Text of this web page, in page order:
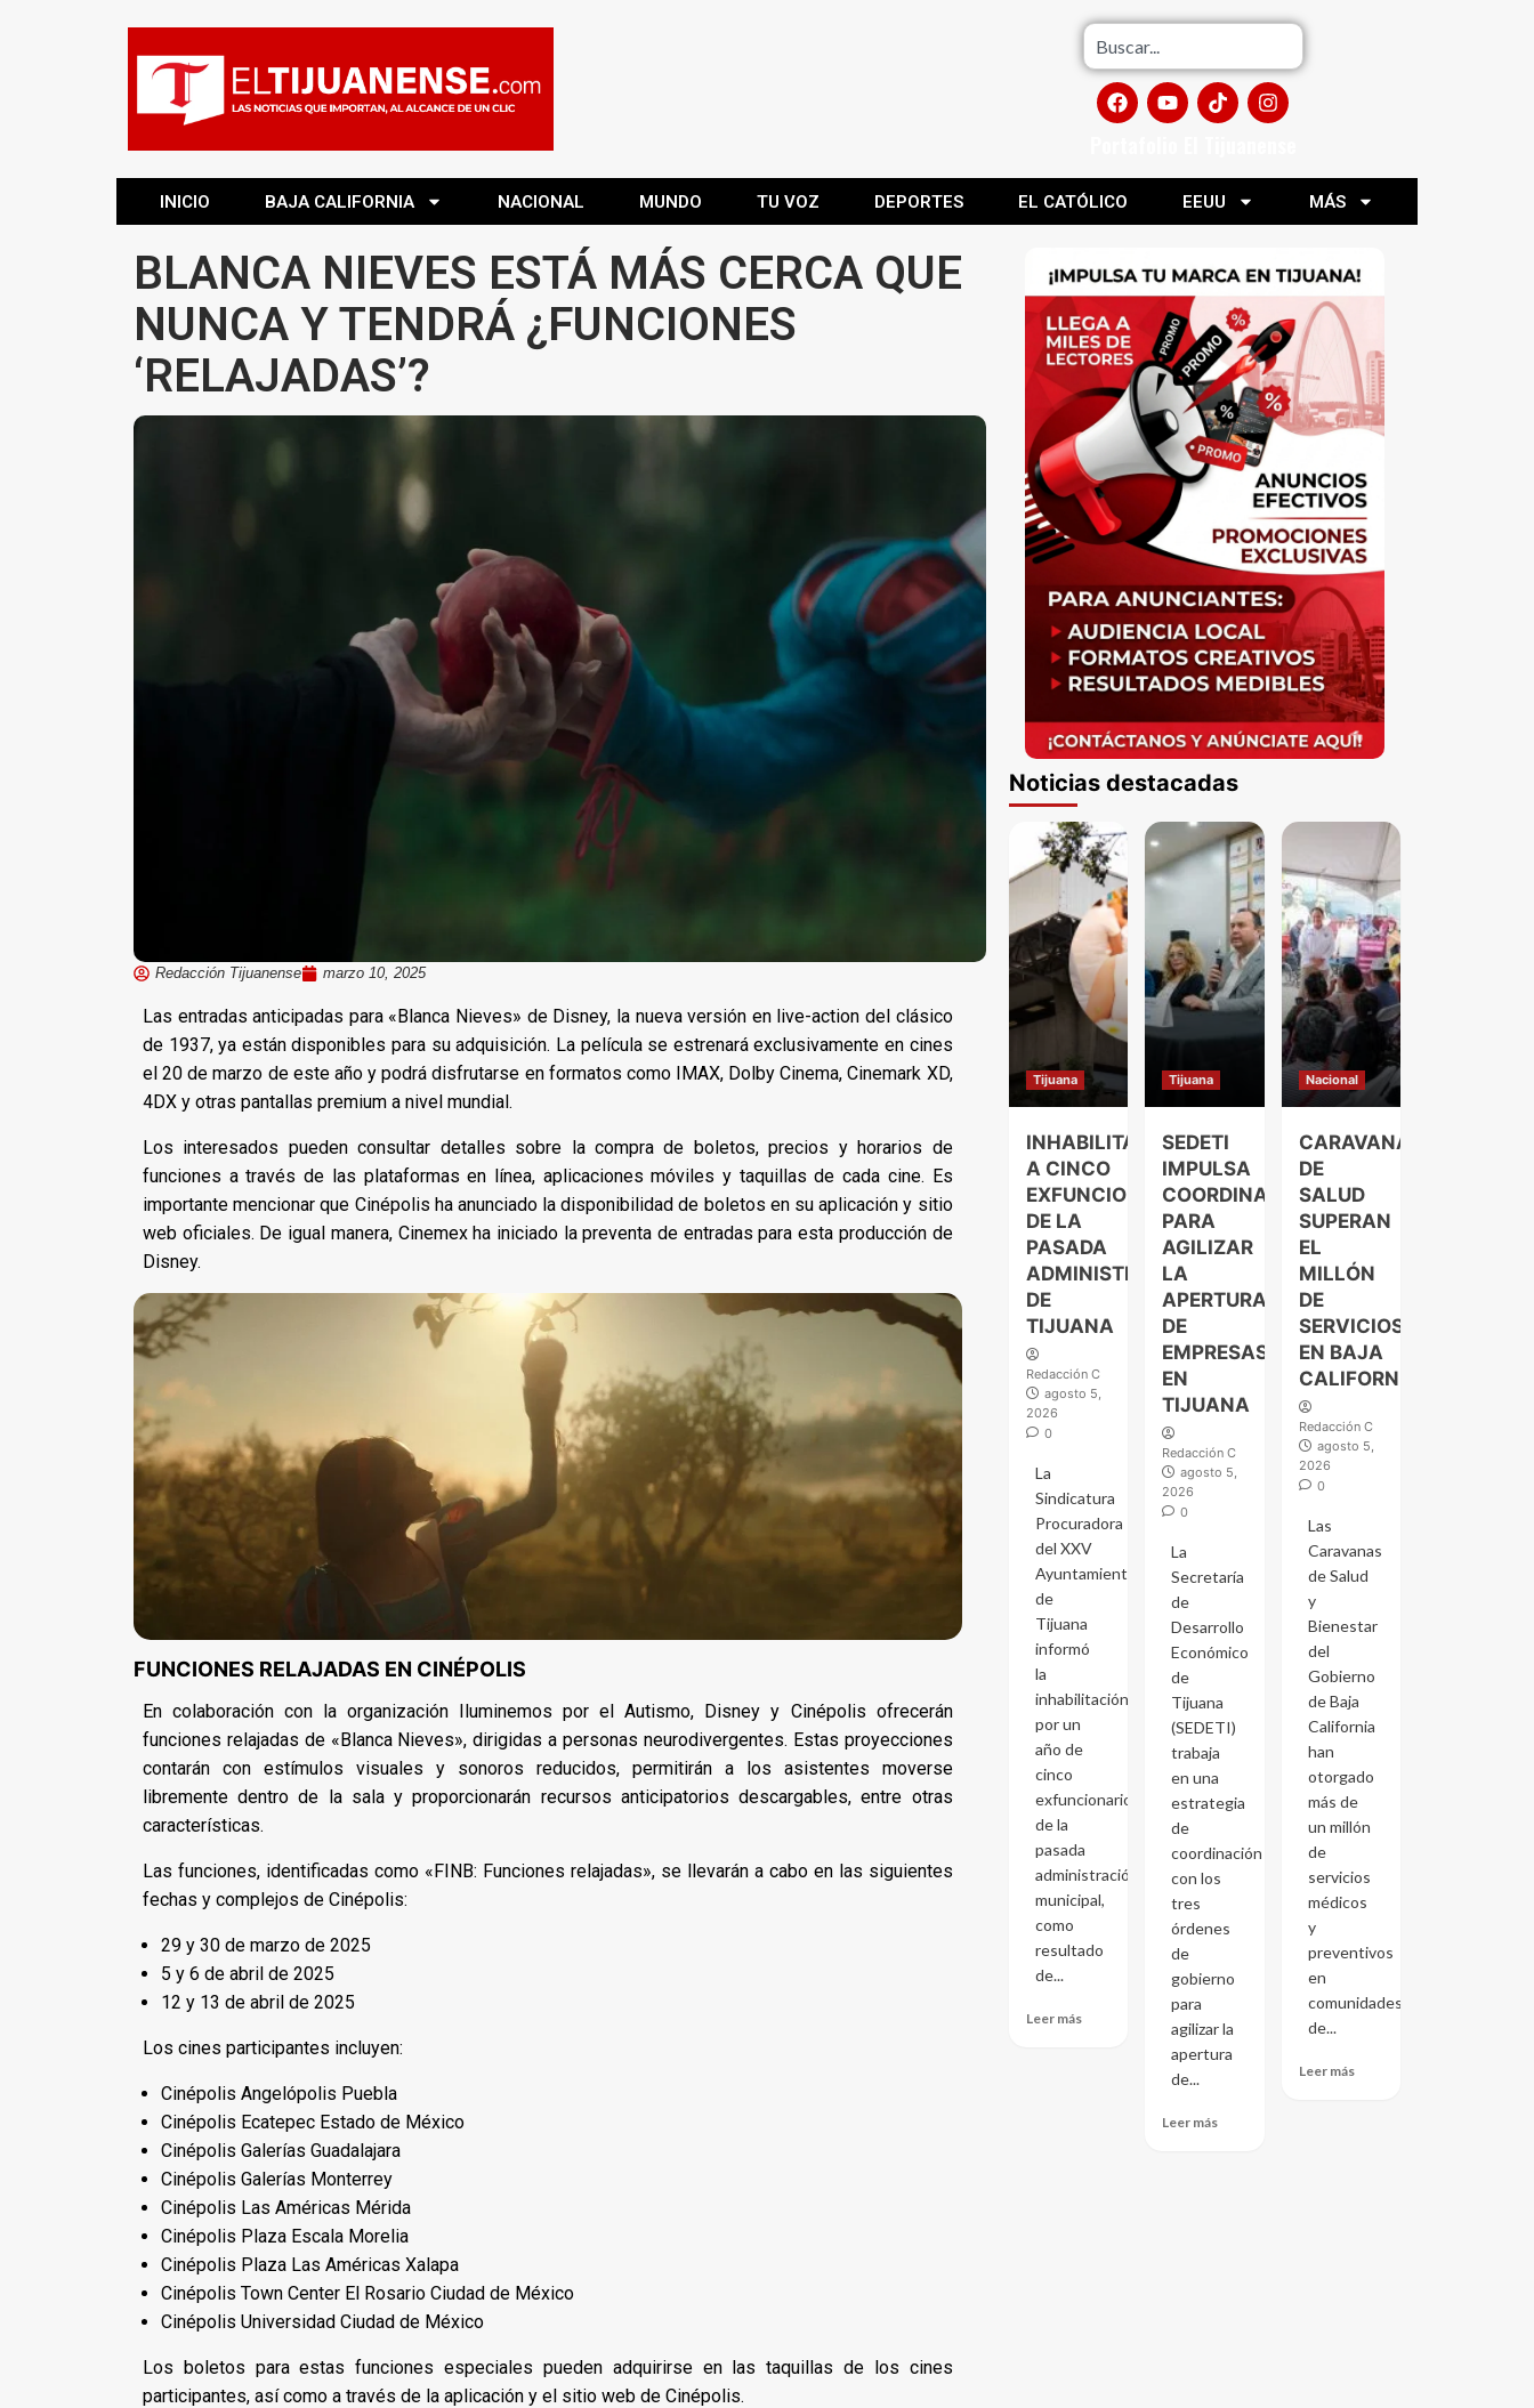
INICIO BAJA CALIFORNIA NACIONAL MUNDO TU VOZ DEPORTES EL CATÓLICO EEUU MÁS
BLANCA NIEVES ESTÁ MÁS CERCA QUE
NUNCA Y TENDRÁ ¿FUNCIONES
‘RELAJADAS’?
Redacción Tijuanense marzo 10, 2025
Las entradas anticipadas para «Blanca Nieves» de Disney, la nueva versión en live-action del clásico
de 1937, ya están disponibles para su adquisición. La película se estrenará exclusivamente en cines
el 20 de marzo de este año y podrá disfrutarse en formatos como IMAX, Dolby Cinema, Cinemark XD,
4DX y otras pantallas premium a nivel mundial.
Los interesados pueden consultar detalles sobre la compra de boletos, precios y horarios de
funciones a través de las plataformas en línea, aplicaciones móviles y taquillas de cada cine. Es
importante mencionar que Cinépolis ha anunciado la disponibilidad de boletos en su aplicación y sitio
web oficiales. De igual manera, Cinemex ha iniciado la preventa de entradas para esta producción de
Disney.
FUNCIONES RELAJADAS EN CINÉPOLIS
En colaboración con la organización Iluminemos por el Autismo, Disney y Cinépolis ofrecerán
funciones relajadas de «Blanca Nieves», dirigidas a personas neurodivergentes. Estas proyecciones
contarán con estímulos visuales y sonoros reducidos, permitirán a los asistentes moverse
libremente dentro de la sala y proporcionarán recursos anticipatorios descargables, entre otras
características.
Las funciones, identificadas como «FINB: Funciones relajadas», se llevarán a cabo en las siguientes
fechas y complejos de Cinépolis:
29 y 30 de marzo de 2025
5 y 6 de abril de 2025
12 y 13 de abril de 2025
Los cines participantes incluyen:
Cinépolis Angelópolis Puebla
Cinépolis Ecatepec Estado de México
Cinépolis Galerías Guadalajara
Cinépolis Galerías Monterrey
Cinépolis Las Américas Mérida
Cinépolis Plaza Escala Morelia
Cinépolis Plaza Las Américas Xalapa
Cinépolis Town Center El Rosario Ciudad de México
Cinépolis Universidad Ciudad de México
Los boletos para estas funciones especiales pueden adquirirse en las taquillas de los cines
participantes, así como a través de la aplicación y el sitio web de Cinépolis.
Noticias destacadas
Tijuana
INHABILITAN
A CINCO
EXFUNCIONARIOS
DE LA
PASADA
ADMINISTRACIÓN
DE
TIJUANA
Redacción C
agosto 5,
2026
0
La
Sindicatura
Procuradora
del XXV
Ayuntamiento
de
Tijuana
informó
la
inhabilitación
por un
año de
cinco
exfuncionarios
de la
pasada
administración
municipal,
como
resultado
de...
Leer más
Tijuana
SEDETI
IMPULSA
COORDINACIÓN
PARA
AGILIZAR
LA
APERTURA
DE
EMPRESAS
EN
TIJUANA
Redacción C
agosto 5,
2026
0
La
Secretaría
de
Desarrollo
Económico
de
Tijuana
(SEDETI)
trabaja
en una
estrategia
de
coordinación
con los
tres
órdenes
de
gobierno
para
agilizar la
apertura
de...
Leer más
Nacional
CARAVANAS
DE
SALUD
SUPERAN
EL
MILLÓN
DE
SERVICIOS
EN BAJA
CALIFORNIA
Redacción C
agosto 5,
2026
0
Las
Caravanas
de Salud
y
Bienestar
del
Gobierno
de Baja
California
han
otorgado
más de
un millón
de
servicios
médicos
y
preventivos
en
comunidades
de...
Leer más